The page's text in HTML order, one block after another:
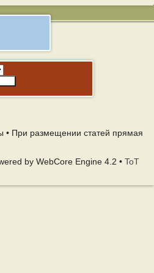
• При размещении статей прямая
by WebCore Engine 4.2 • ToT